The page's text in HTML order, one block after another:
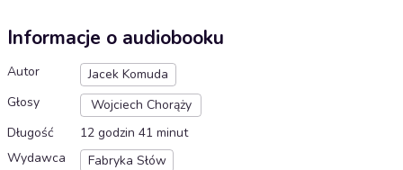
Informacje o audiobooku
Autor
Jacek Komuda
Głosy
Wojciech Chorąży
Długość
12 godzin 41 minut
Wydawca
Fabryka Słów